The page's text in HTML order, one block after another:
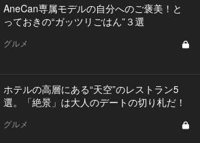
AneCan専属モデルの自分へのご褒美！と
っておきの“ガッツリごはん”３選
グルメ
ホテルの高層にある“天空”のレストラン5
選。「絶景」は大人のデートの切り札だ！
グルメ